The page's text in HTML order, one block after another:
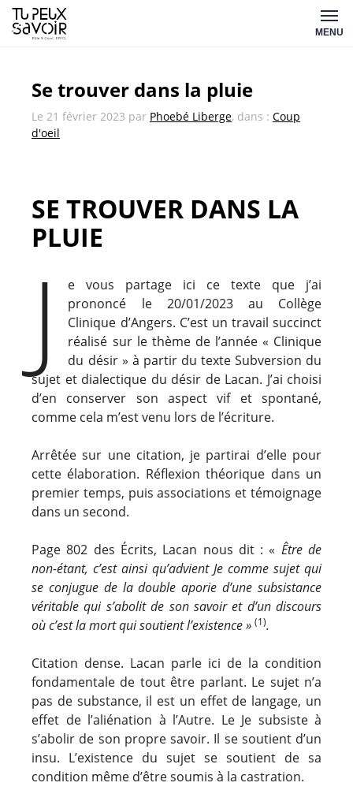
Aller
au
MENU
Se trouver dans la pluie
Le 21 février 2023 par Phoebé Liberge, dans : Coup
d'oeil
SE TROUVER DANS LA
PLUIE
J
e vous partage ici ce texte que j’ai
prononcé le 20/01/2023 au Collège
Clinique d’Angers. C’est un travail succinct
réalisé sur le thème de l’année « Clinique
du désir » à partir du texte Subversion du
sujet et dialectique du désir de Lacan. J’ai choisi
d’en conserver son aspect vif et spontané,
comme cela m’est venu lors de l’écriture.
Arrêtée sur une citation, je partirai d’elle pour
cette élaboration. Réflexion théorique dans un
premier temps, puis associations et témoignage
dans un second.
Page 802 des Écrits, Lacan nous dit : « Être de
non-étant, c’est ainsi qu’advient Je comme sujet qui
se conjugue de la double aporie d’une subsistance
véritable qui s’abolit de son savoir et d’un discours
où c’est la mort qui soutient l’existence » (1).
Citation dense. Lacan parle ici de la condition
fondamentale de tout être parlant. Le sujet n’a
pas de substance, il est un effet de langage, un
effet de l’aliénation à l’Autre. Le Je subsiste à
s’abolir de son propre savoir. Il se soutient d’un
insu. L’existence du sujet se soutient de sa
condition même d’être soumis à la castration.